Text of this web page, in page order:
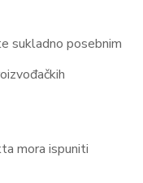
sukladno posebnim
mora ispuniti